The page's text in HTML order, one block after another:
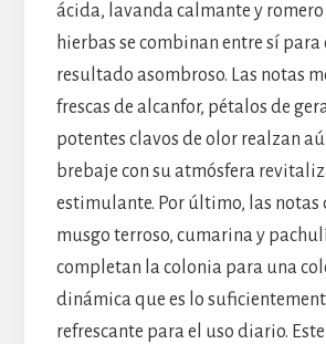
ácida, lavanda calmante y romero
hierbas se combinan entre sí
resultado asombroso. Las notas
frescas de alcanfor, pétalos de
potentes clavos de olor realzan
brebaje con su atmósfera
estimulante. Por último, las notas
musgo terroso, cumarina y
completan la colonia para una
dinámica que es lo
refrescante para el uso diario.